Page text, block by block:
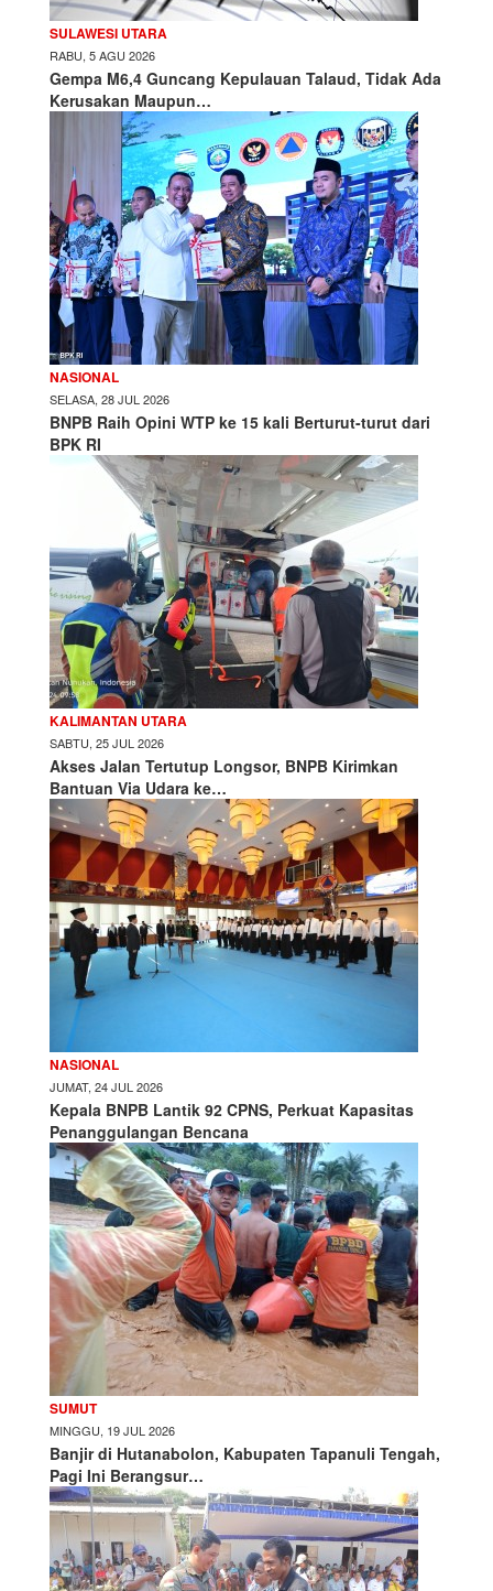
SULAWESI UTARA
RABU, 5 AGU 2026
Gempa M6,4 Guncang Kepulauan Talaud, Tidak Ada
Kerusakan Maupun…
NASIONAL
SELASA, 28 JUL 2026
BNPB Raih Opini WTP ke 15 kali Berturut-turut dari
BPK RI
KALIMANTAN UTARA
SABTU, 25 JUL 2026
Akses Jalan Tertutup Longsor, BNPB Kirimkan
Bantuan Via Udara ke…
NASIONAL
JUMAT, 24 JUL 2026
Kepala BNPB Lantik 92 CPNS, Perkuat Kapasitas
Penanggulangan Bencana
SUMUT
MINGGU, 19 JUL 2026
Banjir di Hutanabolon, Kabupaten Tapanuli Tengah,
Pagi Ini Berangsur…